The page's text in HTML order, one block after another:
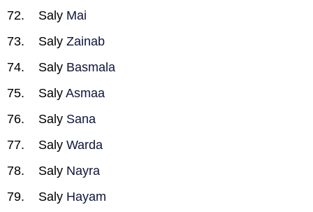
Saly Mai
Saly Zainab
Saly Basmala
Saly Asmaa
Saly Sana
Saly Warda
Saly Nayra
Saly Hayam